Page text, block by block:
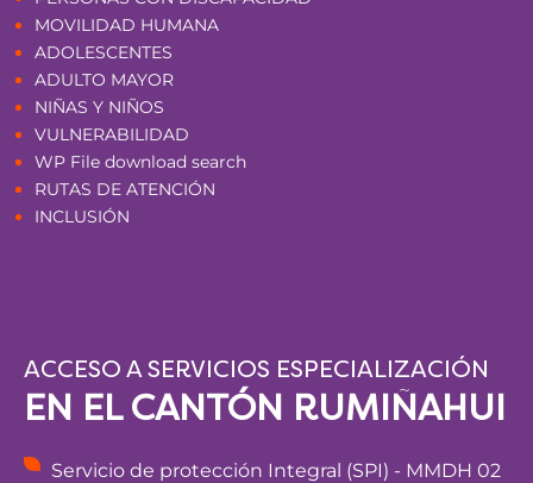
MOVILIDAD HUMANA
ADOLESCENTES
ADULTO MAYOR
NIÑAS Y NIÑOS
VULNERABILIDAD
WP File download search
RUTAS DE ATENCIÓN
INCLUSIÓN
ACCESO A SERVICIOS ESPECIALIZACIÓN
EN EL CANTÓN RUMIÑAHUI
Servicio de protección Integral (SPI) - MMDH 02